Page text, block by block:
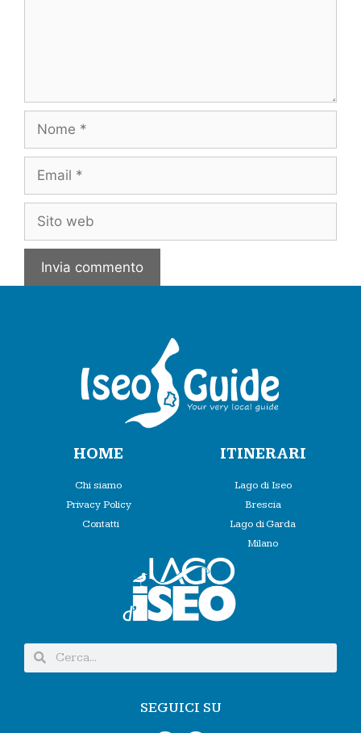
HOME
Chi siamo
Privacy Policy
Contatti
ITINERARI
Lago di Iseo
Brescia
Lago di Garda
Milano
SEGUICI SU